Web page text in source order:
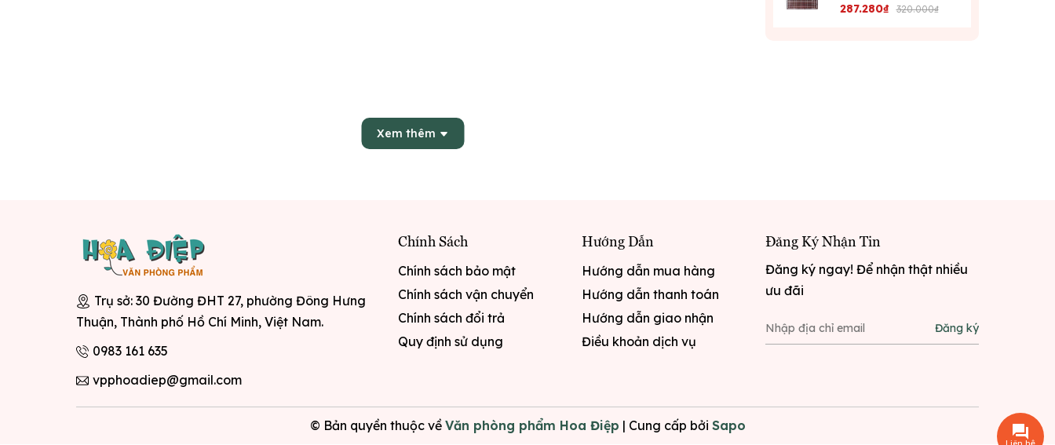
287.280₫ 320.000₫
Xem thêm
Trụ sở: 30 Đường ĐHT 27, phường Đông Hưng
Thuận, Thành phố Hồ Chí Minh, Việt Nam.
0983 161 635
vpphoadiep@gmail.com
Chính Sách
Chính sách bảo mật
Chính sách vận chuyển
Chính sách đổi trả
Quy định sử dụng
Hướng Dẫn
Hướng dẫn mua hàng
Hướng dẫn thanh toán
Hướng dẫn giao nhận
Điều khoản dịch vụ
Đăng Ký Nhận Tin
Đăng ký ngay! Để nhận thật nhiều
ưu đãi
Đăng ký
© Bản quyền thuộc về Văn phòng phẩm Hoa Điệp | Cung cấp bởi Sapo